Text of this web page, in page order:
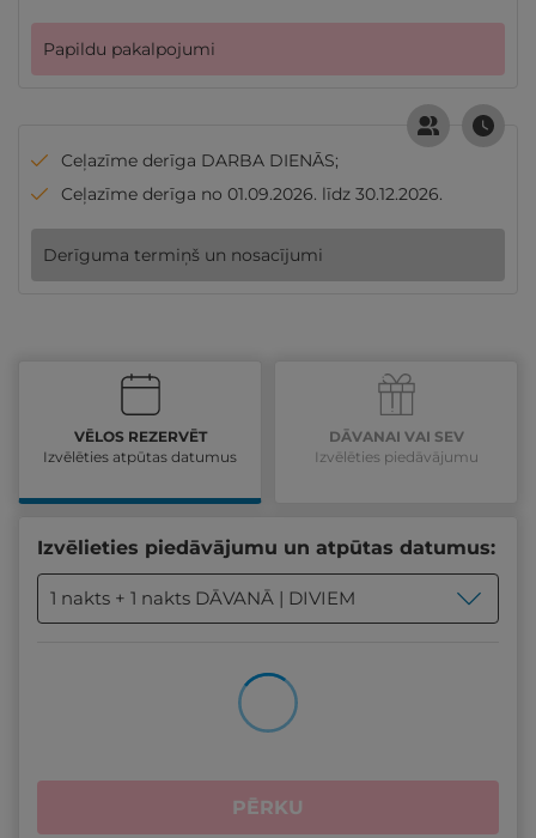
Papildu pakalpojumi
Ceļazīme derīga DARBA DIENĀS;
Ceļazīme derīga no 01.09.2026. līdz 30.12.2026.
Derīguma termiņš un nosacījumi
VĒLOS REZERVĒT
Izvēlēties atpūtas datumus
DĀVANAI VAI SEV
Izvēlēties piedāvājumu
Izvēlieties piedāvājumu un atpūtas datumus:
1 nakts + 1 nakts DĀVANĀ | DIVIEM
PĒRKU